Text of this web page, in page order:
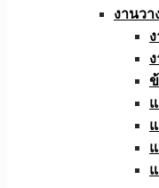
งานวา